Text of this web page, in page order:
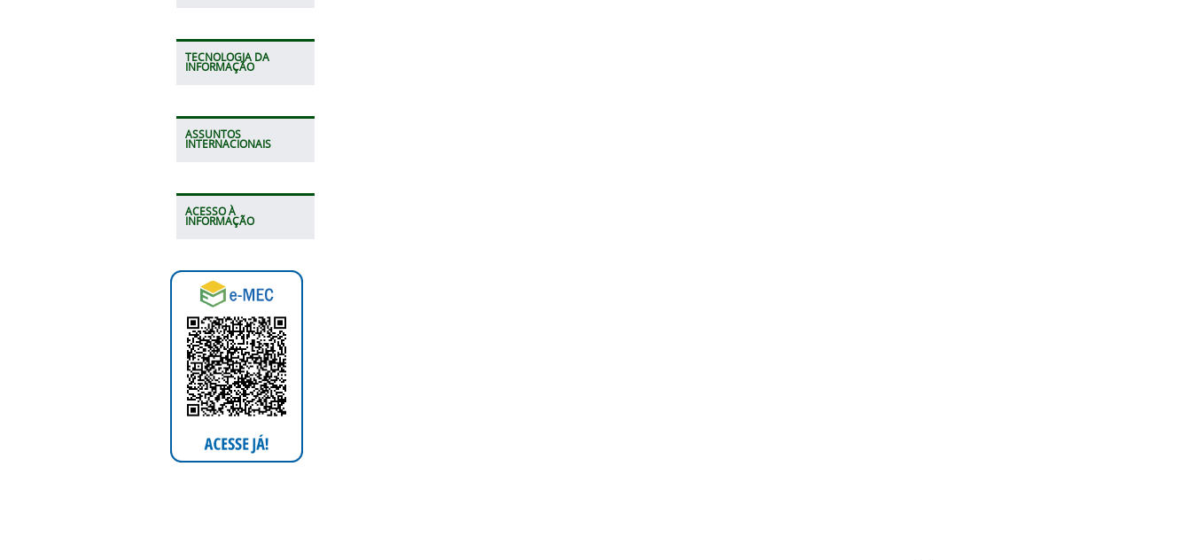
TECNOLOGIA DA
INFORMAÇÃO
ASSUNTOS
INTERNACIONAIS
ACESSO À
INFORMAÇÃO